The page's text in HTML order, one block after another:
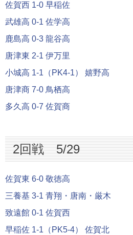
佐賀西 1-0 早稲佐
武雄高 0-1 佐学高
鹿島高 0-3 龍谷高
唐津東 2-1 伊万里
小城高 1-1（PK4-1） 嬉野高
唐津商 7-0 鳥栖高
多久高 0-7 佐賀商
2回戦 5/29
佐賀東 6-0 敬徳高
三養基 3-1 青翔・唐南・厳木
致遠館 0-1 佐賀西
早稲佐 1-1（PK5-4） 佐賀北